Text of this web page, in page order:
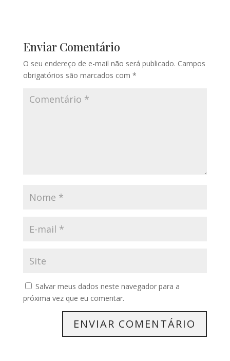
Enviar Comentário
O seu endereço de e-mail não será publicado. Campos
obrigatórios são marcados com *
Salvar meus dados neste navegador para a
próxima vez que eu comentar.